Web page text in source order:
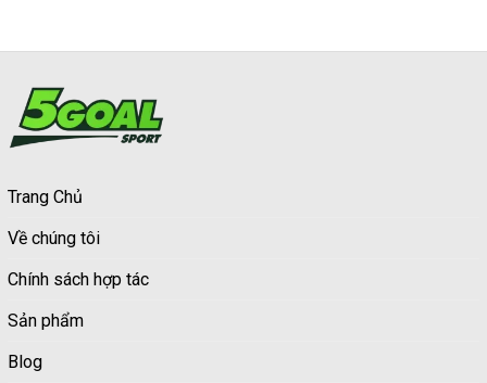
Trang Chủ
Về chúng tôi
Chính sách hợp tác
Sản phẩm
Blog